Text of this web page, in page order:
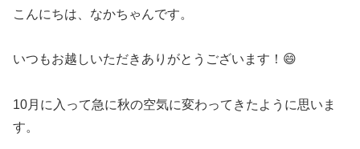
こんにちは、なかちゃんです。
いつもお越しいただきありがとうございます！😄
10月に入って急に秋の空気に変わってきたように思いま
す。